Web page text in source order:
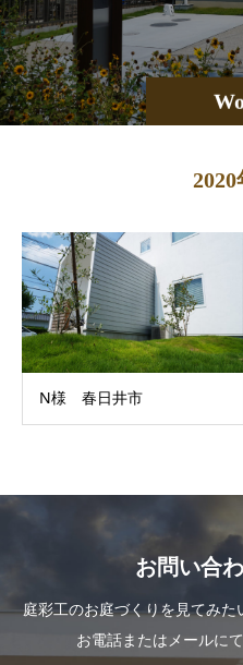
2020
N様 春日井市
お問い合
庭彩工のお庭づくりを見てみ
お電話またはメールに